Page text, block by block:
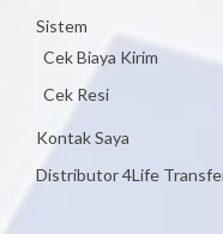
Sistem
Cek Biaya Kirim
Cek Resi
Kontak Saya
Distributor 4Life